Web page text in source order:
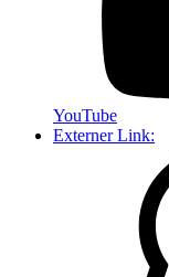
YouTube
Externer Link: